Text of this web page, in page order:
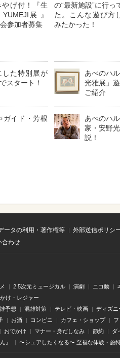
げ付！『生
展 』
参加者募集
の“最新施設”に行っ
た。こんな遊び方
みたかった！
した特別展が
スタート！
あべのハ
光雅展」
ご紹介
ガイド・芳根
あべのハ
家・安野
説！
ータの利用・著作権等 外部送信ポリシ
合わせ
2.5次元ミュージカル 演劇 ニコ動
け・レジャー
予想 混雑対策 テレビ・映画 ディズニ
お酒 コンビニ カフェ・ショップ
おでかけ マナー・身だしなみ 節約 ダ
』 〜シェアしたくなる〜 至福な体験・旅